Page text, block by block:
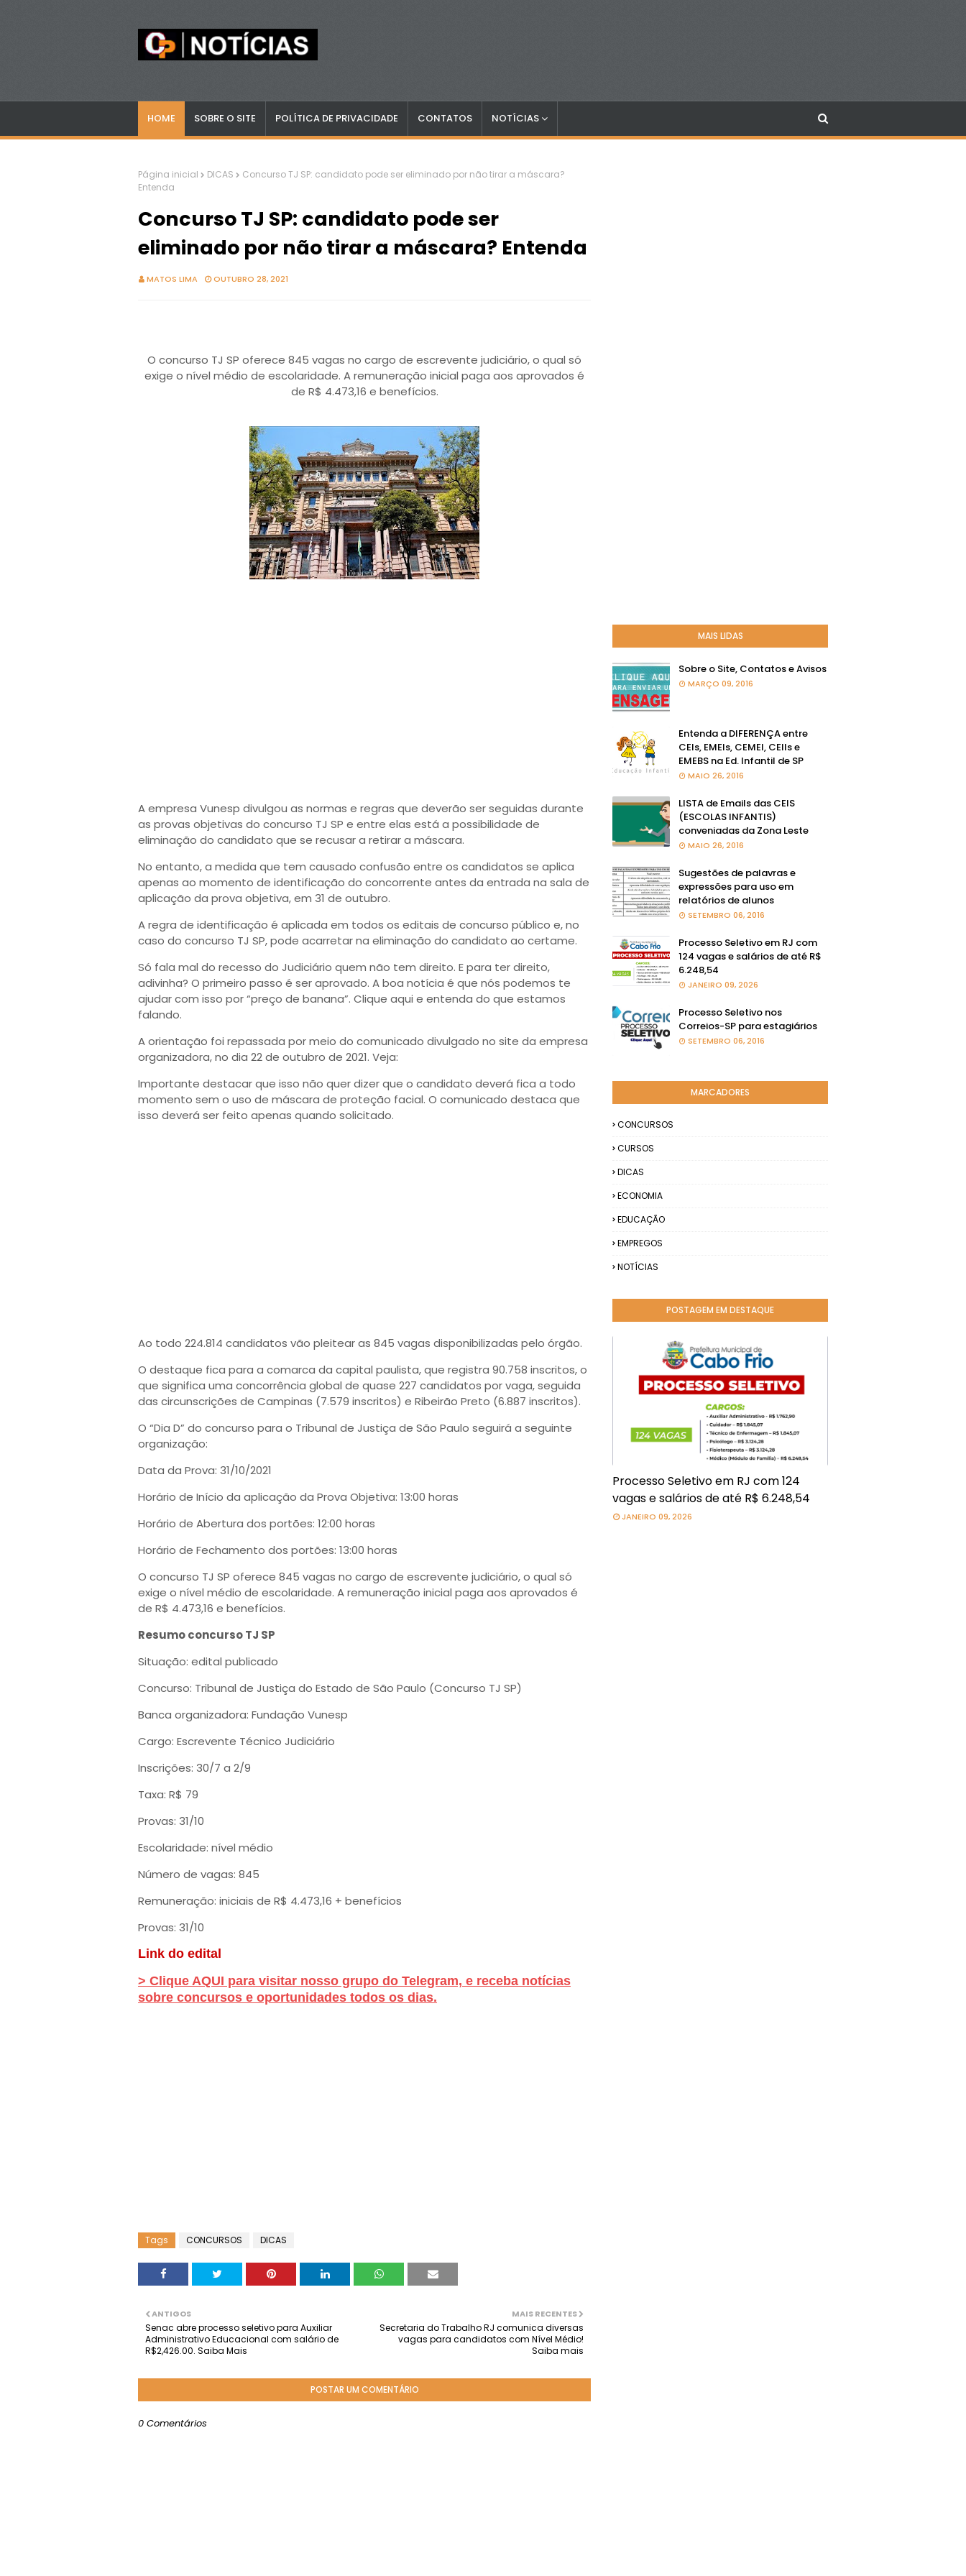
HOME SOBRE O SITE POLÍTICA DE PRIVACIDADE CONTATOS NOTÍCIAS
Página inicial DICAS
Concurso TJ SP: candidato pode ser eliminado por não tirar a máscara?
Entenda
Concurso TJ SP: candidato pode ser
eliminado por não tirar a máscara? Entenda
MATOS LIMA OUTUBRO 28, 2021
O concurso TJ SP oferece 845 vagas no cargo de escrevente judiciário, o qual só
exige o nível médio de escolaridade. A remuneração inicial paga aos aprovados é
de R$ 4.473,16 e benefícios.
A empresa Vunesp divulgou as normas e regras que deverão ser seguidas durante
as provas objetivas do concurso TJ SP e entre elas está a possibilidade de
eliminação do candidato que se recusar a retirar a máscara.
No entanto, a medida que tem causado confusão entre os candidatos se aplica
apenas ao momento de identificação do concorrente antes da entrada na sala de
aplicação da prova objetiva, em 31 de outubro.
A regra de identificação é aplicada em todos os editais de concurso público e, no
caso do concurso TJ SP, pode acarretar na eliminação do candidato ao certame.
Só fala mal do recesso do Judiciário quem não tem direito. E para ter direito,
adivinha? O primeiro passo é ser aprovado. A boa notícia é que nós podemos te
ajudar com isso por “preço de banana”. Clique aqui e entenda do que estamos
falando.
A orientação foi repassada por meio do comunicado divulgado no site da empresa
organizadora, no dia 22 de outubro de 2021. Veja:
Importante destacar que isso não quer dizer que o candidato deverá fica a todo
momento sem o uso de máscara de proteção facial. O comunicado destaca que
isso deverá ser feito apenas quando solicitado.
Ao todo 224.814 candidatos vão pleitear as 845 vagas disponibilizadas pelo órgão.
O destaque fica para a comarca da capital paulista, que registra 90.758 inscritos, o
que significa uma concorrência global de quase 227 candidatos por vaga, seguida
das circunscrições de Campinas (7.579 inscritos) e Ribeirão Preto (6.887 inscritos).
O “Dia D” do concurso para o Tribunal de Justiça de São Paulo seguirá a seguinte
organização:
Data da Prova: 31/10/2021
Horário de Início da aplicação da Prova Objetiva: 13:00 horas
Horário de Abertura dos portões: 12:00 horas
Horário de Fechamento dos portões: 13:00 horas
O concurso TJ SP oferece 845 vagas no cargo de escrevente judiciário, o qual só
exige o nível médio de escolaridade. A remuneração inicial paga aos aprovados é
de R$ 4.473,16 e benefícios.
Resumo concurso TJ SP
Situação: edital publicado
Concurso: Tribunal de Justiça do Estado de São Paulo (Concurso TJ SP)
Banca organizadora: Fundação Vunesp
Cargo: Escrevente Técnico Judiciário
Inscrições: 30/7 a 2/9
Taxa: R$ 79
Provas: 31/10
Escolaridade: nível médio
Número de vagas: 845
Remuneração: iniciais de R$ 4.473,16 + benefícios
Provas: 31/10
Link do edital
> Clique AQUI para visitar nosso grupo do Telegram, e receba notícias
sobre concursos e oportunidades todos os dias.
Tags CONCURSOS DICAS
MAIS RECENTES
Secretaria do Trabalho RJ comunica diversas
vagas para candidatos com Nível Médio!
Saiba mais
ANTIGOS
Senac abre processo seletivo para Auxiliar
Administrativo Educacional com salário de
R$2,426.00. Saiba Mais
POSTAR UM COMENTÁRIO
0 Comentários
MAIS LIDAS
Sobre o Site, Contatos e Avisos
MARÇO 09, 2016
Entenda a DIFERENÇA entre
CEIs, EMEIs, CEMEI, CEIIs e
EMEBS na Ed. Infantil de SP
MAIO 26, 2016
LISTA de Emails das CEIS
(ESCOLAS INFANTIS)
conveniadas da Zona Leste
MAIO 26, 2016
Sugestões de palavras e
expressões para uso em
relatórios de alunos
SETEMBRO 06, 2016
Processo Seletivo em RJ com
124 vagas e salários de até R$
6.248,54
JANEIRO 09, 2026
Processo Seletivo nos
Correios-SP para estagiários
SETEMBRO 06, 2016
MARCADORES
CONCURSOS
CURSOS
DICAS
ECONOMIA
EDUCAÇÃO
EMPREGOS
NOTÍCIAS
POSTAGEM EM DESTAQUE
Processo Seletivo em RJ com 124
vagas e salários de até R$ 6.248,54
JANEIRO 09, 2026